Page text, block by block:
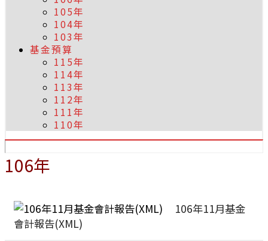
105年
104年
103年
基金預算
115年
114年
113年
112年
111年
110年
106年
106年11月基金
會計報告(XML)